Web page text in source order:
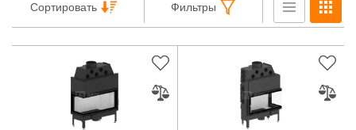
Сортировать Фильтры